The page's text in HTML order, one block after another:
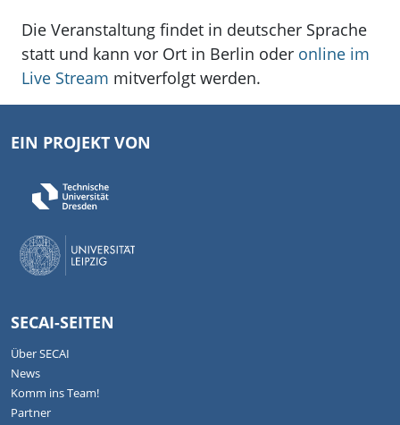
Die Veranstaltung findet in deutscher Sprache
statt und kann vor Ort in Berlin oder online im
Live Stream mitverfolgt werden.
EIN PROJEKT VON
SECAI-SEITEN
Über SECAI
News
Komm ins Team!
Partner